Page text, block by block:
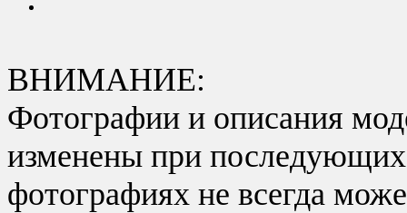
ВНИМАНИЕ:
Фотографии и описания
изменены при последующих
фотографиях не всегда